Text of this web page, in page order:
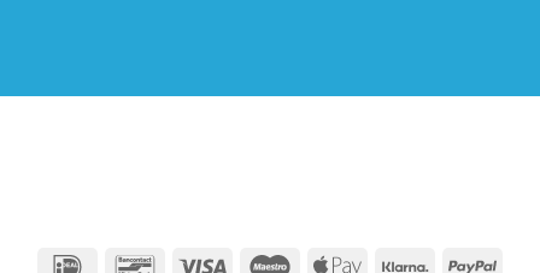
IDeal BancontactVisa Maestro Apple Klarna